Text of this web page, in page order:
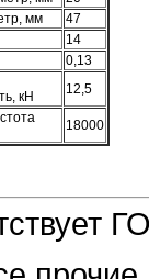
мм
47
14
0,13
кН
12,5
18000